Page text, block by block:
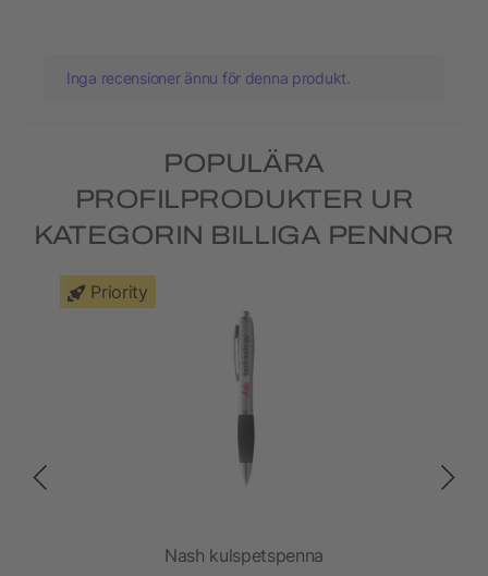
Inga recensioner ännu för denna produkt.
POPULÄRA
PROFILPRODUKTER UR
KATEGORIN BILLIGA PENNOR
Priority
Nash kulspetspenna